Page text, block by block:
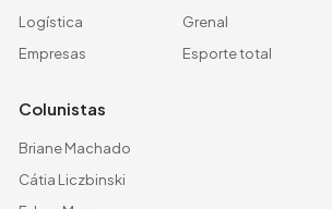
Logística
Empresas
Grenal
Esporte total
Colunistas
Briane Machado
Cátia Liczbinski